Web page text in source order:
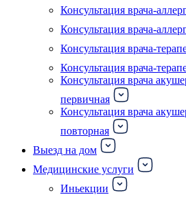
Консультация врача-
Консультация врача-
Консультация врача-
Консультация врача-
Консультация врача
первичная
Консультация врача
повторная
Выезд на дом
Медицинские услуги
Иньекции